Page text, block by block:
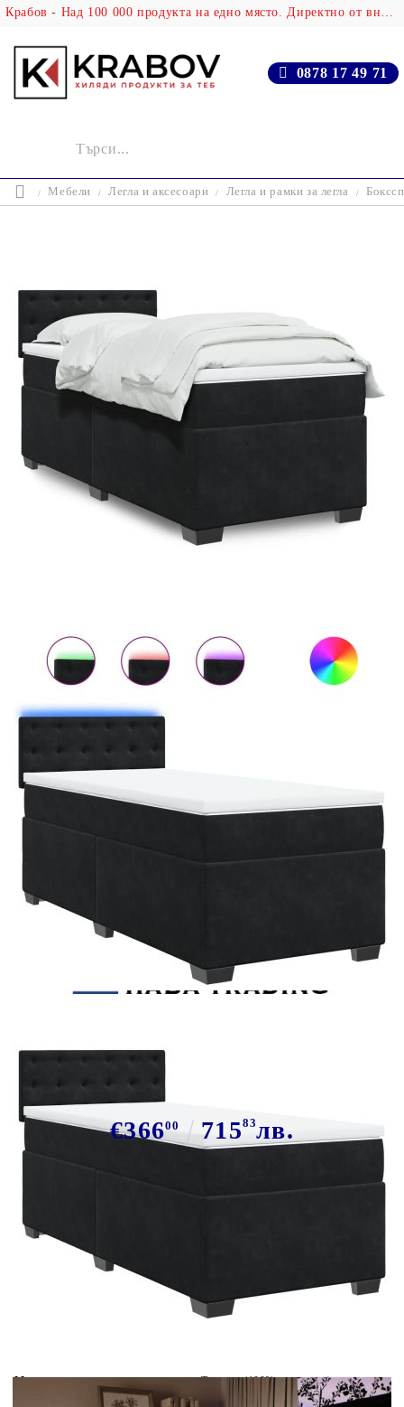
Крабов - Над 100 000 продукта на едно място. Директно от вносителя!
0878 17 49 71
Мебели Легла и аксесоари Легла и рамки за легла
100x200 см, кадифе
€36600 71583лв.
Безплатна доставка до адрес при плащане по банков път
Материал:
Текстил (100% полиестер)
100 x 200 x 5 см (Ш x Д x В)